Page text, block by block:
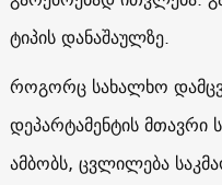
ტიპის დანაშაულზე.
როგორც სახალხო
დეპარტამენტის მთავრი
ამბობს, ცვლილება